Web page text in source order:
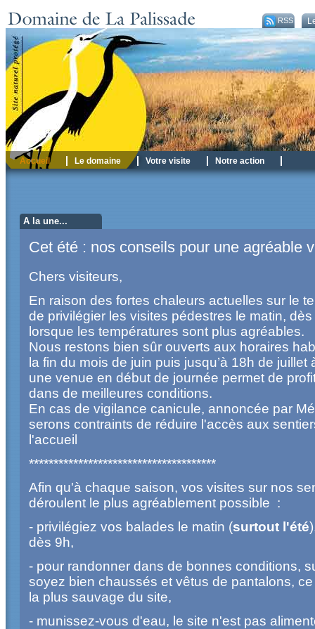
RSS
RSS
Accueil Le domaine Votre visite Notre action
A la une...
Cet été : nos conseils pour une agréable
Chers visiteurs,
En raison des fortes chaleurs actuelles sur le
de privilégier les visites pédestres le matin, dès
lorsque les températures sont plus agréables.
Nous restons bien sûr ouverts aux horaires
la fin du mois de juin puis jusqu’à 18h de
une venue en début de journée permet de
dans de meilleures conditions.
En cas de vigilance canicule, annoncée par
serons contraints de réduire l'accès aux
l'accueil
**************************************
Afin qu'à chaque saison, vos visites sur nos
déroulent le plus agréablement possible :
- privilégiez vos balades le matin (surtout l'été
dès 9h,
- pour randonner dans de bonnes conditions,
soyez bien chaussés et vêtus de pantalons,
la plus sauvage du site,
- munissez-vous d'eau, le site n'est pas